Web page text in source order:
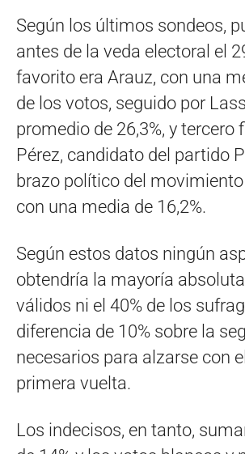
Según los últimos sondeos,
antes de la veda electoral el
favorito era Arauz, con una
de los votos, seguido por
promedio de 26,3%, y tercero
Pérez, candidato del partido
brazo político del
con una media de 16,2%.
Según estos datos ningún
obtendría la mayoría
válidos ni el 40% de los
diferencia de 10% sobre la
necesarios para alzarse con
primera vuelta.
Los indecisos, en tanto,